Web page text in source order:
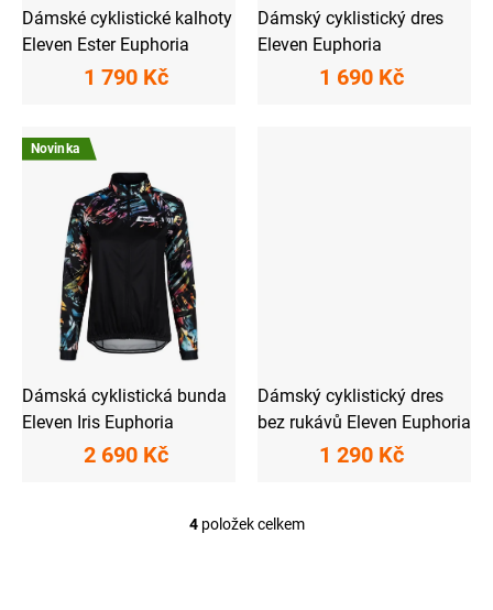
Dámské cyklistické kalhoty
Eleven Ester Euphoria
1 790 Kč
Dámský cyklistický dres
Eleven Euphoria
1 690 Kč
Novinka
Dámská cyklistická bunda
Eleven Iris Euphoria
2 690 Kč
Dámský cyklistický dres
bez rukávů Eleven Euphoria
1 290 Kč
O
4položek celkem